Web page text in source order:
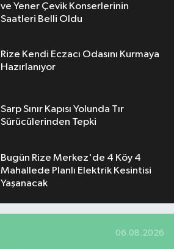
ve Yener Çevik Konserlerinin
Saatleri Belli Oldu
Rize Kendi Eczacı Odasını Kurmaya
Hazırlanıyor
Sarp Sınır Kapısı Yolunda Tır
Sürücülerinden Tepki
Bugün Rize Merkez'de 4 Köy 4
Mahallede Planlı Elektrik Kesintisi
Yaşanacak
06.08.2026